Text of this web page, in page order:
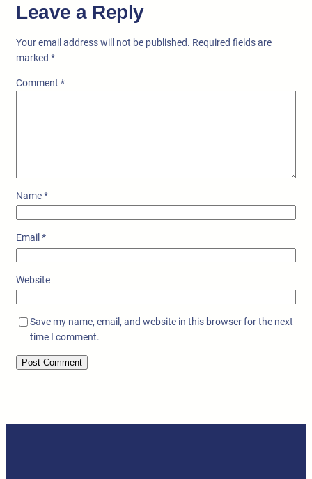
Leave a Reply
Your email address will not be published. Required fields are
marked *
Comment *
Name*
Email *
Website
Save my name, email, and website in this browser for the next
time I comment.